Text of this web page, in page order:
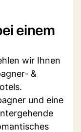
einem
wir Ihnen
&
und eine